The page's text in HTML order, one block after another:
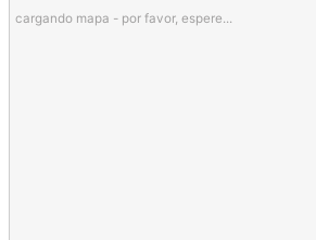
cargando mapa - por favor, espere...